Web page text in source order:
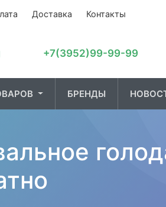
Доставка Контакты
+7(3952)99-99-99
БРЕНДЫ